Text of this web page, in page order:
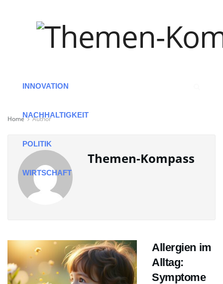
HOME
INNOVATION
NACHHALTIGKEIT
POLITIK
WIRTSCHAFT
Home Author
Themen-Kompass
Allergien im
Alltag:
Symptome